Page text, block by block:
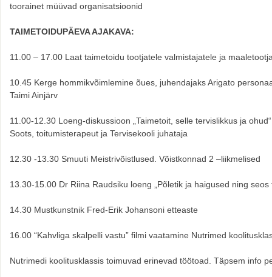
toorainet müüvad organisatsioonid
TAIMETOIDUPÄEVA AJAKAVA:
11.00 – 17.00 Laat taimetoidu tootjatele valmistajatele ja
10.45 Kerge hommikvõimlemine õues, juhendajaks Arigato
Taimi Ainjärv
11.00-12.30 Loeng-diskussioon „Taimetoit, selle tervislikkus ja
Soots, toitumisterapeut ja Tervisekooli juhataja
12.30 -13.30 Smuuti Meistrivõistlused. Võistkonnad 2 –liikmelised
13.30-15.00 Dr Riina Raudsiku loeng „Põletik ja haigused ning seos
14.30 Mustkunstnik Fred-Erik Johansoni etteaste
16.00 “Kahvliga skalpelli vastu” filmi vaatamine Nutrimed
Nutrimedi koolitusklassis toimuvad erinevad töötoad. Täpsem info